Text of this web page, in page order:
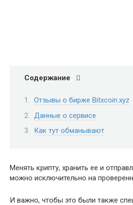
Содержание
Отзывы о бирже Bitxcoin.xyz
Данные о сервисе
Как тут обманывают
Менять крипту, хранить ее и
можно исключительно на
И важно, чтобы это были также